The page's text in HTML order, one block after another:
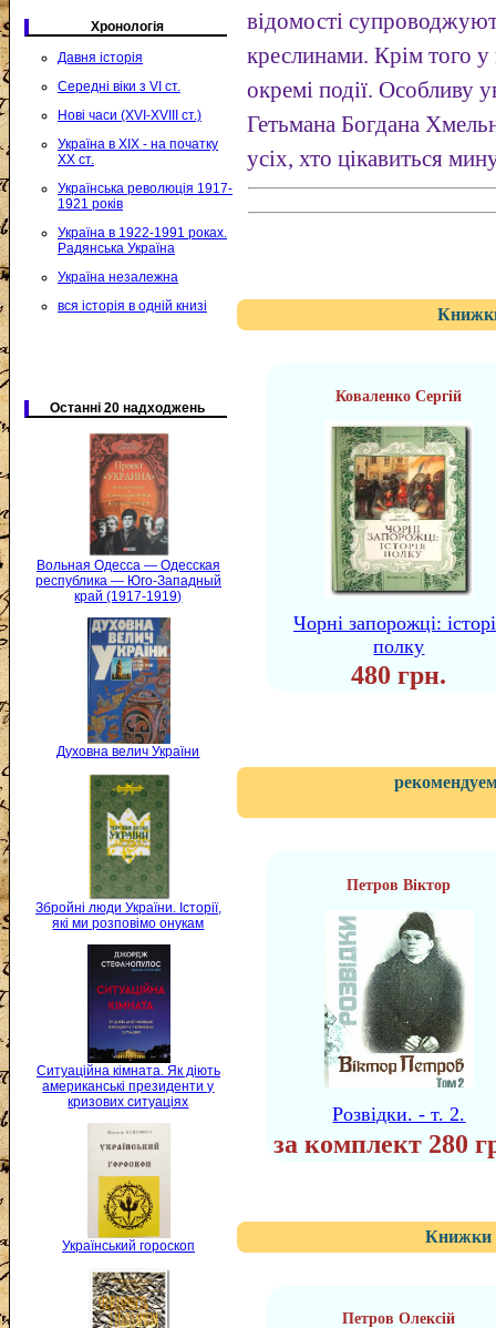
Хронологія
Давня історія
Середні віки з VI ст.
Нові часи (XVI-XVIII ст.)
Україна в XIX - на початку
XX ст.
Українська революція 1917-
1921 років
Україна в 1922-1991 роках.
Радянська Україна
Україна незалежна
вся історія в одній книзі
Останні 20 надходжень
Вольная Одесса — Одесская
республика — Юго-Западный
край (1917-1919)
Духовна велич України
Збройні люди України. Історії,
які ми розповімо онукам
Ситуаційна кімната. Як діють
американські президенти у
кризових ситуаціях
Український гороскоп
відомості
креслинами. Крім того
окремі події. Особливу
Гетьмана Богдана
усіх, хто цікавиться
Коваленко Сергій
Чорні запорожці:
полку
480 грн.
Петров Віктор
Розвідки. - т. 2.
за комплект 280
Книжки
Петров Олексій